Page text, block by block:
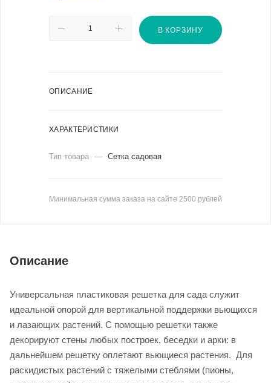
В КОРЗИНУ
ОПИСАНИЕ
ХАРАКТЕРИСТИКИ
Тип товара — Сетка садовая
Минимальная сумма заказа на сайте 2500 рублей
Описание
Универсальная пластиковая решетка для сада служит
идеальной опорой для вертикальной поддержки вьющихся
и лазающих растений. С помощью решетки также
декорируют стены любых построек, беседки и арки: в
дальнейшем решетку оплетают вьющиеся растения. Для
раскидистых растений с тяжелыми стеблями (пионы,